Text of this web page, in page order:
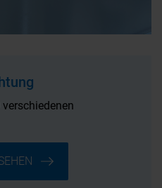
verschiedenen